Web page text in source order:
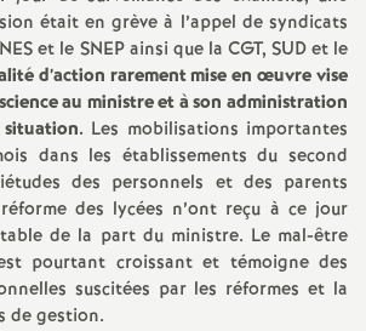
d
e
s
E
était en grève à l’appel de syndicats
et le SNEP ainsi que la CGT, SUD et le
d’action rarement mise en œuvre vise
au ministre et à son administration
Les mobilisations importantes
dans les établissements du second
des personnels et des parents
des lycées n’ont reçu à ce jour
de la part du ministre. Le mal-être
pourtant croissant et témoigne des
suscitées par les réformes et la
de gestion.